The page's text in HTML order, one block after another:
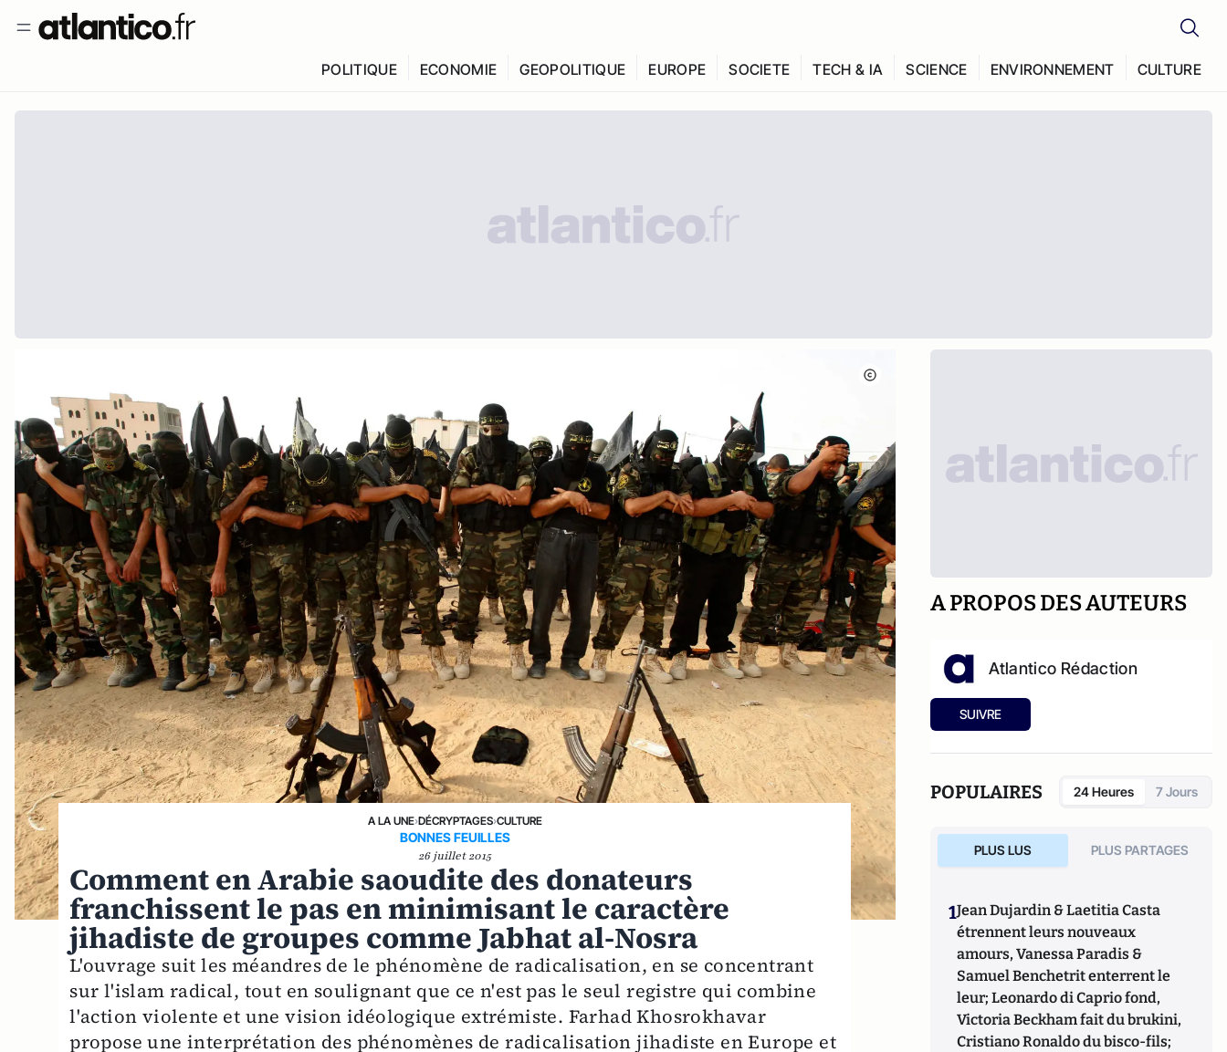
POLITIQUE ECONOMIE GEOPOLITIQUE EUROPE SOCIETE TECH & IA SCIENCE ENVIRONNEMENT CULTURE
A LA UNE›DÉCRYPTAGES›CULTURE
BONNES FEUILLES
26 juillet 2015
Comment en Arabie saoudite des donateurs
franchissent le pas en minimisant le caractère
jihadiste de groupes comme Jabhat al-Nosra
L'ouvrage suit les méandres de le phénomène de radicalisation, en se concentrant
sur l'islam radical, tout en soulignant que ce n'est pas le seul registre qui combine
l'action violente et une vision idéologique extrémiste. Farhad Khosrokhavar
propose une interprétation des phénomènes de radicalisation jihadiste en Europe et
A PROPOS DES AUTEURS
Atlantico Rédaction
SUIVRE
POPULAIRES 24 Heures 7 Jours
PLUS LUS PLUS PARTAGES
1Jean Dujardin & Laetitia Casta
étrennent leurs nouveaux
amours, Vanessa Paradis &
Samuel Benchetrit enterrent le
leur; Leonardo di Caprio fond,
Victoria Beckham fait du brukini,
Cristiano Ronaldo du bisco-fils;